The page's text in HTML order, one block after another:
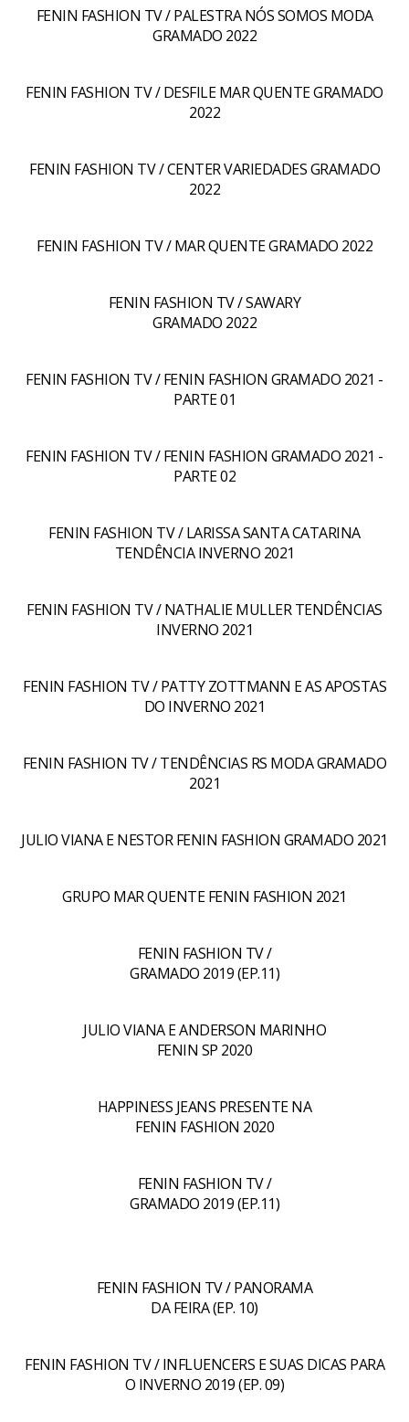
FENIN FASHION TV / PALESTRA NÓS SOMOS MODA
GRAMADO 2022
FENIN FASHION TV / DESFILE MAR QUENTE GRAMADO
2022
FENIN FASHION TV / CENTER VARIEDADES GRAMADO
2022
FENIN FASHION TV / MAR QUENTE GRAMADO 2022
FENIN FASHION TV / SAWARY
GRAMADO 2022
FENIN FASHION TV / FENIN FASHION GRAMADO 2021 -
PARTE 01
FENIN FASHION TV / FENIN FASHION GRAMADO 2021 -
PARTE 02
FENIN FASHION TV / LARISSA SANTA CATARINA
TENDÊNCIA INVERNO 2021
FENIN FASHION TV / NATHALIE MULLER TENDÊNCIAS
INVERNO 2021
FENIN FASHION TV / PATTY ZOTTMANN E AS APOSTAS
DO INVERNO 2021
FENIN FASHION TV / TENDÊNCIAS RS MODA GRAMADO
2021
JULIO VIANA E NESTOR FENIN FASHION GRAMADO 2021
GRUPO MAR QUENTE FENIN FASHION 2021
FENIN FASHION TV /
GRAMADO 2019 (EP.11)
JULIO VIANA E ANDERSON MARINHO
FENIN SP 2020
HAPPINESS JEANS PRESENTE NA
FENIN FASHION 2020
FENIN FASHION TV /
GRAMADO 2019 (EP.11)
FENIN FASHION TV / PANORAMA
DA FEIRA (EP. 10)
FENIN FASHION TV / INFLUENCERS E SUAS DICAS PARA
O INVERNO 2019 (EP. 09)